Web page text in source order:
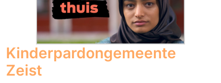
Kinderpardongemeente
Zeist